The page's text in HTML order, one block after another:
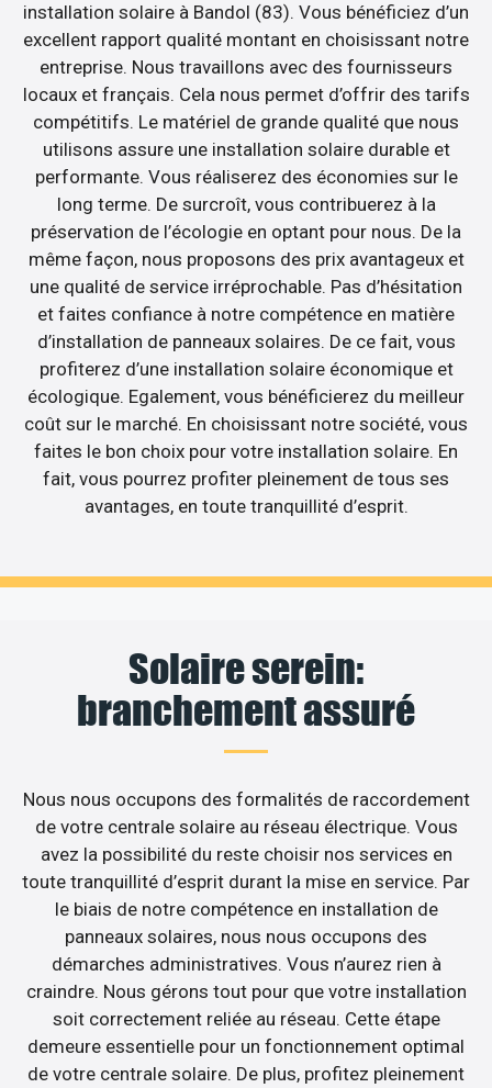
installation solaire à Bandol (83). Vous bénéficiez d’un
excellent rapport qualité montant en choisissant notre
entreprise. Nous travaillons avec des fournisseurs
locaux et français. Cela nous permet d’offrir des tarifs
compétitifs. Le matériel de grande qualité que nous
utilisons assure une installation solaire durable et
performante. Vous réaliserez des économies sur le
long terme. De surcroît, vous contribuerez à la
préservation de l’écologie en optant pour nous. De la
même façon, nous proposons des prix avantageux et
une qualité de service irréprochable. Pas d’hésitation
et faites confiance à notre compétence en matière
d’installation de panneaux solaires. De ce fait, vous
profiterez d’une installation solaire économique et
écologique. Egalement, vous bénéficierez du meilleur
coût sur le marché. En choisissant notre société, vous
faites le bon choix pour votre installation solaire. En
fait, vous pourrez profiter pleinement de tous ses
avantages, en toute tranquillité d’esprit.
Solaire serein:
branchement assuré
Nous nous occupons des formalités de raccordement
de votre centrale solaire au réseau électrique. Vous
avez la possibilité du reste choisir nos services en
toute tranquillité d’esprit durant la mise en service. Par
le biais de notre compétence en installation de
panneaux solaires, nous nous occupons des
démarches administratives. Vous n’aurez rien à
craindre. Nous gérons tout pour que votre installation
soit correctement reliée au réseau. Cette étape
demeure essentielle pour un fonctionnement optimal
de votre centrale solaire. De plus, profitez pleinement